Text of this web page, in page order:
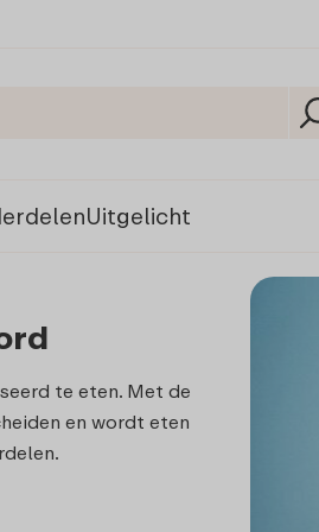
Uitgelicht
te eten. Met de
en wordt eten